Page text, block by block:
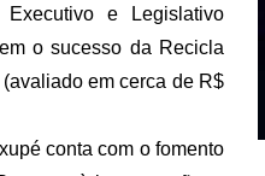
e Legislativo
o sucesso da Recicla
em cerca de R$
conta com o fomento